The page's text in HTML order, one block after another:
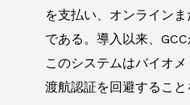
を支払い、オンライン
である。導入以来、
このシステムはバイオ
渡航認証を回避するこ